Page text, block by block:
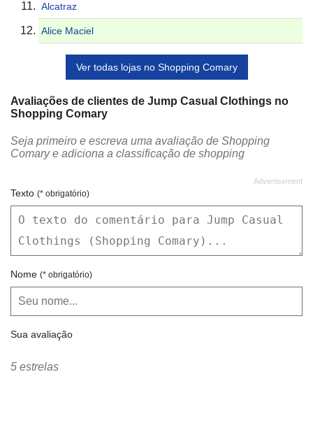
Alcatraz
Alice Maciel
Ver todas lojas no Shopping Comary
Avaliações de clientes de Jump Casual Clothings no
Shopping Comary
Seja primeiro e escreva uma avaliação de Shopping
Comary e adiciona a classificação de shopping
Texto (* obrigatório)
Nome (* obrigatório)
Sua avaliação
5 estrelas